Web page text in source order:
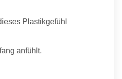
Plastikgefühl
anfühlt.